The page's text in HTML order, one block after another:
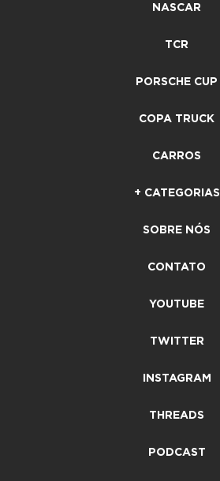
NASCAR
TCR
PORSCHE CUP
COPA TRUCK
CARROS
+ CATEGORIAS
SOBRE NÓS
CONTATO
YOUTUBE
TWITTER
INSTAGRAM
THREADS
PODCAST